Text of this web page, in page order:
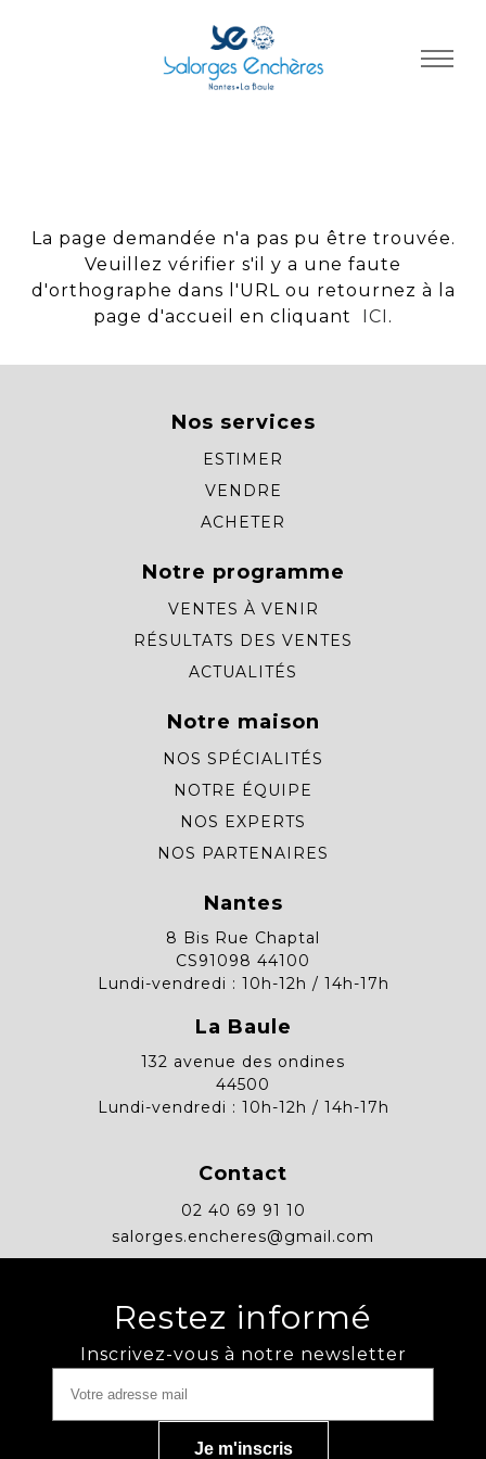
La page demandée n'a pas pu être trouvée.
Veuillez vérifier s'il y a une faute
d'orthographe dans l'URL ou retournez à la
page d'accueil en cliquant
ICI .
Nos services
ESTIMER
VENDRE
ACHETER
Notre programme
VENTES À VENIR
RÉSULTATS DES VENTES
ACTUALITÉS
Notre maison
NOS SPÉCIALITÉS
NOTRE ÉQUIPE
NOS EXPERTS
NOS PARTENAIRES
Nantes
8 Bis Rue Chaptal
CS91098 44100
Lundi-vendredi : 10h-12h / 14h-17h
La Baule
132 avenue des ondines
44500
Lundi-vendredi : 10h-12h / 14h-17h
Contact
02 40 69 91 10
salorges.encheres@gmail.com
Restez informé
Inscrivez-vous à notre newsletter